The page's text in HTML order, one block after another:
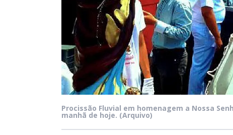
Procissão Fluvial em homenagem a Nossa
manhã de hoje. (Arquivo)